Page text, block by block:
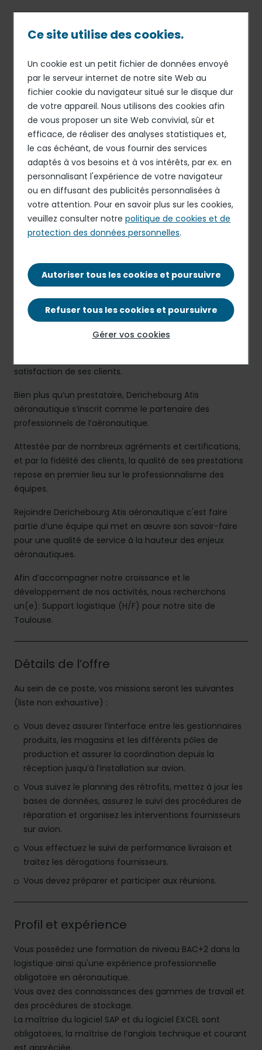
principal
Fil
d'Ariane
Publié le 23 jan. 2026
DERICHEBOURG aeronautics services
Support logistique (H/F)
Postuler à cette offre
CDI
TOULOUSE, FRANCE
Mission générale
Acteur majeur de la sous-traitance aéronautique à
l’échelle mondiale, Derichebourg Atis aéronautique a su
satisfaction de ses clients.
Bien plus qu’un prestataire, Derichebourg Atis
aéronautique s’inscrit comme le partenaire des
professionnels de l’aéronautique.
Attestée par de nombreux agréments et certifications,
et par la fidélité des clients, la qualité de ses prestations
repose en premier lieu sur le professionnalisme des
équipes.
Rejoindre Derichebourg Atis aéronautique c'est faire
partie d’une équipe qui met en œuvre son savoir-faire
pour une qualité de service à la hauteur des enjeux
aéronautiques.
Afin d’accompagner notre croissance et le
développement de nos activités, nous recherchons
un(e): Support logistique (H/F) pour notre site de
Toulouse.
Détails de l’offre
Au sein de ce poste, vos missions seront les suivantes
(liste non exhaustive) :
Vous devez assurer l’interface entre les gestionnaires
produits, les magasins et les différents pôles de
production et assurer la coordination depuis la
réception jusqu’à l’installation sur avion.
Vous suivez le planning des rétrofits, mettez à jour les
bases de données, assurez le suivi des procédures de
réparation et organisez les interventions fournisseurs
sur avion.
Vous effectuez le suivi de performance livraison et
traitez les dérogations fournisseurs.
Vous devez préparer et participer aux réunions.
Profil et expérience
Vous possédez une formation de niveau BAC+2 dans la
logistique ainsi qu'une expérience professionnelle
obligatoire en aéronautique.
Vous avez des connaissances des gammes de travail et
des procédures de stockage.
La maîtrise du logiciel SAP et du logiciel EXCEL sont
obligatoires, la maîtrise de l’anglais technique et courant
est appréciée.
Ce site utilise des cookies.
Un cookie est un petit fichier de données envoyé
par le serveur internet de notre site Web au
fichier cookie du navigateur situé sur le disque dur
de votre appareil. Nous utilisons des cookies afin
de vous proposer un site Web convivial, sûr et
efficace, de réaliser des analyses statistiques et,
le cas échéant, de vous fournir des services
adaptés à vos besoins et à vos intérêts, par ex. en
personnalisant l'expérience de votre navigateur
ou en diffusant des publicités personnalisées à
votre attention. Pour en savoir plus sur les cookies,
veuillez consulter notrepolitique de cookies et de
protection des données personnelles.
Autoriser tous les cookies et poursuivre
Refuser tous les cookies et poursuivre
Gérer vos cookies